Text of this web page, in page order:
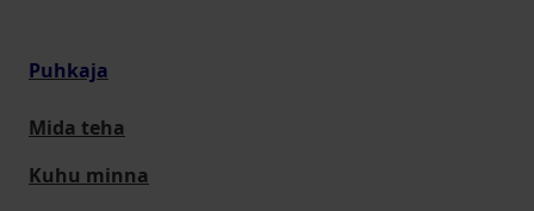
Puhkaja
Mida teha
Kuhu minna